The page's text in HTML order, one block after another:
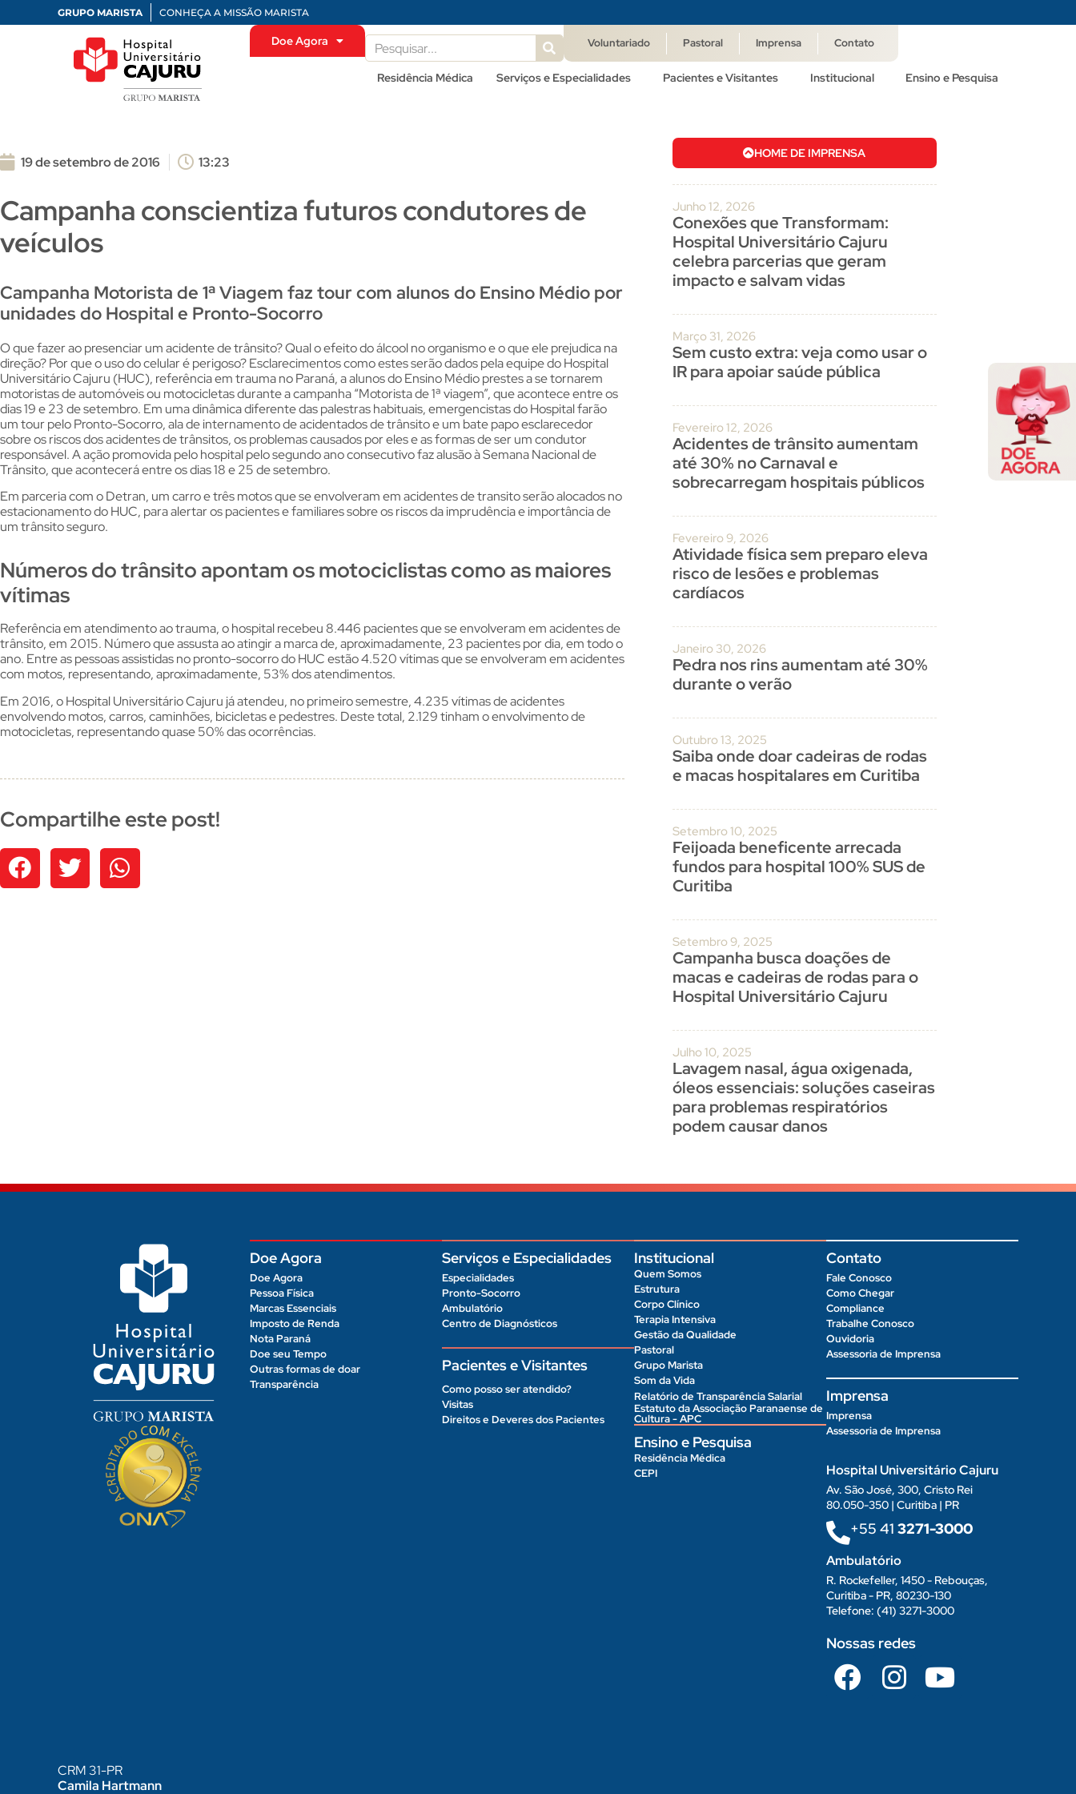
GRUPO MARISTA CONHEÇA A MISSÃO MARISTA
Doe Agora Voluntariado Pastoral Imprensa Contato
Residência Médica Serviços e Especialidades Pacientes e Visitantes Institucional Ensino e Pesquisa
19 de setembro de 2016 13:23
Campanha conscientiza futuros condutores de
veículos
Campanha Motorista de 1ª Viagem faz tour com alunos do Ensino Médio por
unidades do Hospital e Pronto-Socorro
O que fazer ao presenciar um acidente de trânsito? Qual o efeito do álcool no organismo e o que ele prejudica na
direção? Por que o uso do celular é perigoso? Esclarecimentos como estes serão dados pela equipe do Hospital
Universitário Cajuru (HUC), referência em trauma no Paraná, a alunos do Ensino Médio prestes a se tornarem
motoristas de automóveis ou motocicletas durante a campanha “Motorista de 1ª viagem”, que acontece entre os
dias 19 e 23 de setembro. Em uma dinâmica diferente das palestras habituais, emergencistas do Hospital farão
um tour pelo Pronto-Socorro, ala de internamento de acidentados de trânsito e um bate papo esclarecedor
sobre os riscos dos acidentes de trânsitos, os problemas causados por eles e as formas de ser um condutor
responsável. A ação promovida pelo hospital pelo segundo ano consecutivo faz alusão à Semana Nacional de
Trânsito, que acontecerá entre os dias 18 e 25 de setembro.
Em parceria com o Detran, um carro e três motos que se envolveram em acidentes de transito serão alocados no
estacionamento do HUC, para alertar os pacientes e familiares sobre os riscos da imprudência e importância de
um trânsito seguro.
Números do trânsito apontam os motociclistas como as maiores
vítimas
Referência em atendimento ao trauma, o hospital recebeu 8.446 pacientes que se envolveram em acidentes de
trânsito, em 2015. Número que assusta ao atingir a marca de, aproximadamente, 23 pacientes por dia, em todo o
ano. Entre as pessoas assistidas no pronto-socorro do HUC estão 4.520 vítimas que se envolveram em acidentes
com motos, representando, aproximadamente, 53% dos atendimentos.
Em 2016, o Hospital Universitário Cajuru já atendeu, no primeiro semestre, 4.235 vítimas de acidentes
envolvendo motos, carros, caminhões, bicicletas e pedestres. Deste total, 2.129 tinham o envolvimento de
motocicletas, representando quase 50% das ocorrências.
Compartilhe este post!
HOME DE IMPRENSA
Junho 12, 2026
Conexões que Transformam:
Hospital Universitário Cajuru
celebra parcerias que geram
impacto e salvam vidas
Março 31, 2026
Sem custo extra: veja como usar o
IR para apoiar saúde pública
Fevereiro 12, 2026
Acidentes de trânsito aumentam
até 30% no Carnaval e
sobrecarregam hospitais públicos
Fevereiro 9, 2026
Atividade física sem preparo eleva
risco de lesões e problemas
cardíacos
Janeiro 30, 2026
Pedra nos rins aumentam até 30%
durante o verão
Outubro 13, 2025
Saiba onde doar cadeiras de rodas
e macas hospitalares em Curitiba
Setembro 10, 2025
Feijoada beneficente arrecada
fundos para hospital 100% SUS de
Curitiba
Setembro 9, 2025
Campanha busca doações de
macas e cadeiras de rodas para o
Hospital Universitário Cajuru
Julho 10, 2025
Lavagem nasal, água oxigenada,
óleos essenciais: soluções caseiras
para problemas respiratórios
podem causar danos
Doe Agora
Doe Agora
Pessoa Física
Marcas Essenciais
Imposto de Renda
Nota Paraná
Doe seu Tempo
Outras formas de doar
Transparência
Serviços e Especialidades
Especialidades
Pronto-Socorro
Ambulatório
Centro de Diagnósticos
Pacientes e Visitantes
Como posso ser atendido?
Visitas
Direitos e Deveres dos Pacientes
Institucional
Quem Somos
Estrutura
Corpo Clínico
Terapia Intensiva
Gestão da Qualidade
Pastoral
Grupo Marista
Som da Vida
Relatório de Transparência Salarial
Estatuto da Associação Paranaense de
Cultura - APC
Ensino e Pesquisa
Residência Médica
CEPI
Contato
Fale Conosco
Como Chegar
Compliance
Trabalhe Conosco
Ouvidoria
Assessoria de Imprensa
Imprensa
Imprensa
Assessoria de Imprensa
Hospital Universitário Cajuru
Av. São José, 300, Cristo Rei
80.050-350 | Curitiba | PR
+55 41 3271-3000
Ambulatório
R. Rockefeller, 1450 - Rebouças,
Curitiba - PR, 80230-130
Telefone: (41) 3271-3000
Nossas redes
CRM 31-PR
Camila Hartmann